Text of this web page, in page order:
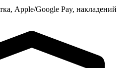
Apple/Google Pay, накладений